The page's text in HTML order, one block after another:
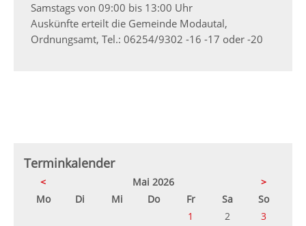
Samstags von 09:00 bis 13:00 Uhr
Auskünfte erteilt die Gemeinde Modautal,
Ordnungsamt, Tel.: 06254/9302 -16 -17 oder -20
Terminkalender
< Mai 2026
>
Montag Di enstagMittwochDonnerstag
Freitag SamstagSonntag
1
2
3